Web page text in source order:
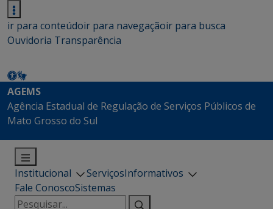
ir para conteúdoir para navegaçãoir para busca
Ouvidoria Transparência
AGEMS
Agência Estadual de Regulação de Serviços Públicos de
Mato Grosso do Sul
Institucional ServiçosInformativos
Fale ConoscoSistemas
Pesquisar